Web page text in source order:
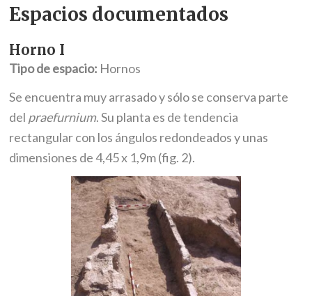
Espacios documentados
Horno I
Tipo de espacio: Hornos
Se encuentra muy arrasado y sólo se conserva parte
del praefurnium. Su planta es de tendencia
rectangular con los ángulos redondeados y unas
dimensiones de 4,45 x 1,9m (fig. 2).